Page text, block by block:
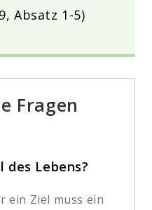
Absatz 1-5)
Fragen
des Lebens?
ein Ziel muss ein